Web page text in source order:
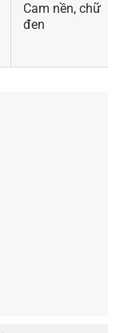
Cam nền, chữ
đen